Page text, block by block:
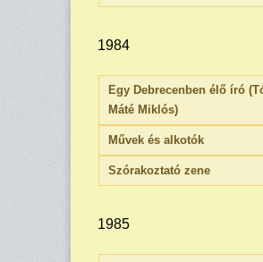
1984
Egy Debrecenben élő író
Máté Miklós)
Művek és alkotók
Szórakoztató zene
1985